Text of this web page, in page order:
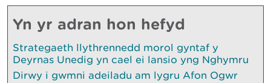
Yn yr adran hon hefyd
Strategaeth llythrennedd morol gyntaf y
Deyrnas Unedig yn cael ei lansio yng Nghymru
Dirwy i gwmni adeiladu am lygru Afon Ogwr